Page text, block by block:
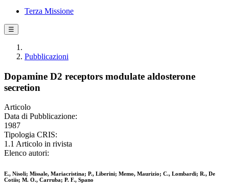
Terza Missione
☰
Pubblicazioni
Dopamine D2 receptors modulate aldosterone
secretion
Articolo
Data di Pubblicazione:
1987
Tipologia CRIS:
1.1 Articolo in rivista
Elenco autori:
E., Nisoli; Missale, Mariacristina; P., Liberini; Memo, Maurizio; C., Lombardi; R., De
Cotiis; M. O., Carruba; P. F., Spano